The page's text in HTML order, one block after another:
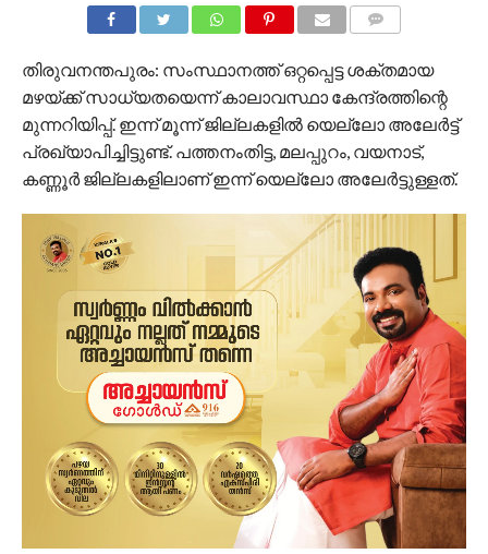
തിരുവനന്തപുരം: സംസ്ഥാനത്ത് ഒറ്റപ്പെട്ട ശക്തമായ
മഴയ്ക്ക് സാധ്യതയെന്ന് കാലാവസ്ഥാ കേന്ദ്രത്തിന്റെ
മുന്നറിയിപ്പ്. ഇന്ന് മൂന്ന് ജില്ലകളില്‍ യെല്ലോ അലേര്‍ട്ട്
പ്രഖ്യാപിച്ചിട്ടുണ്ട്. പത്തനംതിട്ട, മലപ്പുറം, വയനാട്,
കണ്ണൂര്‍ ജില്ലകളിലാണ് ഇന്ന് യെല്ലോ അലേര്‍ട്ടുള്ളത്.